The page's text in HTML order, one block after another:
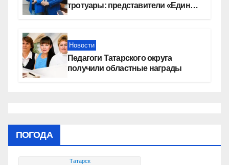
тротуары: представители «Единой
Новости
Педагоги Татарского округа
получили областные награды
ПОГОДА
Татарск